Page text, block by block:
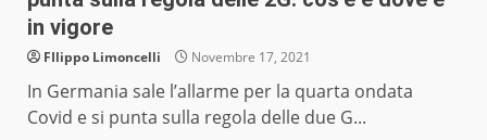
in vigore
FIlippo Limoncelli Novembre 17, 2021
In Germania sale l’allarme per la quarta ondata
Covid e si punta sulla regola delle due G...